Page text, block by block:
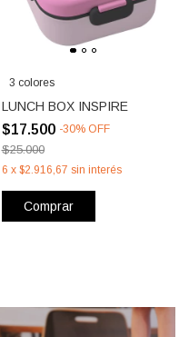
3 colores
LUNCH BOX INSPIRE
$17.500 -30% OFF
$25.000
6 x $2.916,67 sin interés
Comprar